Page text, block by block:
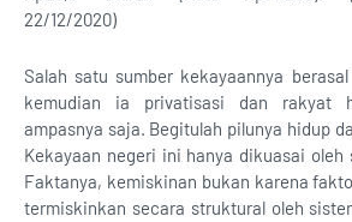
22/12/2020)
Salah satu sumber kekayaannya
kemudian ia privatisasi dan rakyat
ampasnya saja. Begitulah pilunya hidup
Kekayaan negeri ini hanya dikuasai oleh
Faktanya, kemiskinan bukan karena
termiskinkan secara struktural oleh